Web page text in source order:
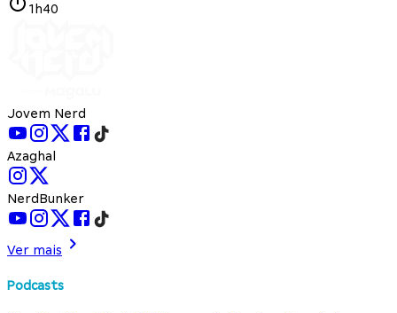
1h40
Jovem Nerd
Azaghal
NerdBunker
Ver mais
Podcasts